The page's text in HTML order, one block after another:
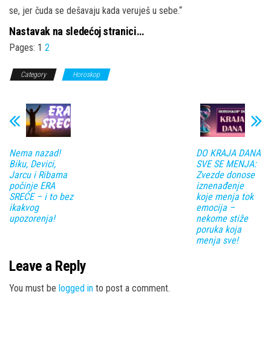
se, jer čuda se dešavaju kada veruješ u sebe.“
Nastavak na sledećoj stranici…
Pages: 1 2
Category Horoskop
Nema nazad!
Biku, Devici,
Jarcu i Ribama
počinje ERA
SREĆE – i to bez
ikakvog
upozorenja!
DO KRAJA DANA
SVE SE MENJA:
Zvezde donose
iznenađenje
koje menja tok
emocija –
nekome stiže
poruka koja
menja sve!
Leave a Reply
You must be logged in to post a comment.